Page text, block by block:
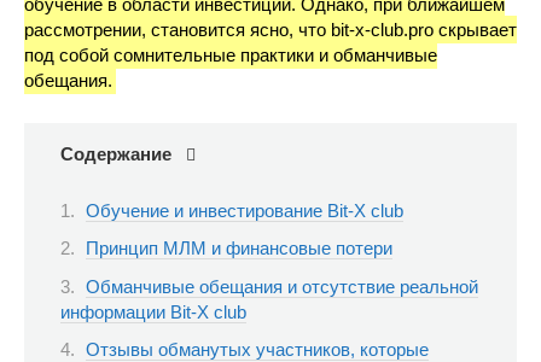
обучение в области инвестиций. Однако, при ближайшем
рассмотрении, становится ясно, что bit-x-club.pro скрывает
под собой сомнительные практики и обманчивые
обещания.
Содержание
Обучение и инвестирование Bit-X club
Принцип МЛМ и финансовые потери
Обманчивые обещания и отсутствие реальной
информации Bit-X club
Отзывы обманутых участников, которые